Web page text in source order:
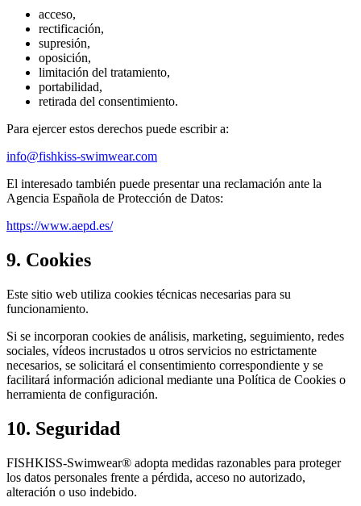
acceso,
rectificación,
supresión,
oposición,
limitación del tratamiento,
portabilidad,
retirada del consentimiento.
Para ejercer estos derechos puede escribir a:
info@fishkiss-swimwear.com
El interesado también puede presentar una reclamación ante la
Agencia Española de Protección de Datos:
https://www.aepd.es/
9. Cookies
Este sitio web utiliza cookies técnicas necesarias para su
funcionamiento.
Si se incorporan cookies de análisis, marketing, seguimiento, redes
sociales, vídeos incrustados u otros servicios no estrictamente
necesarios, se solicitará el consentimiento correspondiente y se
facilitará información adicional mediante una Política de Cookies o
herramienta de configuración.
10. Seguridad
FISHKISS-Swimwear® adopta medidas razonables para proteger
los datos personales frente a pérdida, acceso no autorizado,
alteración o uso indebido.